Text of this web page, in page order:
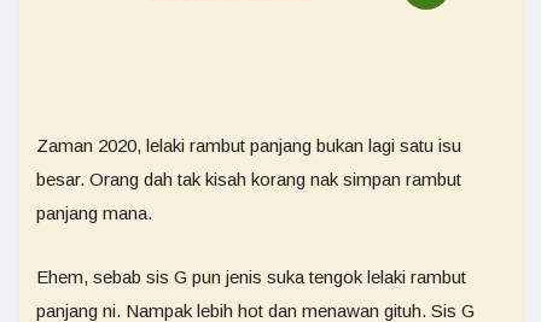
Zaman 2020, lelaki rambut panjang bukan lagi satu isu
besar. Orang dah tak kisah korang nak simpan rambut
panjang mana.
Ehem, sebab sis G pun jenis suka tengok lelaki rambut
panjang ni. Nampak lebih hot dan menawan gituh. Sis G